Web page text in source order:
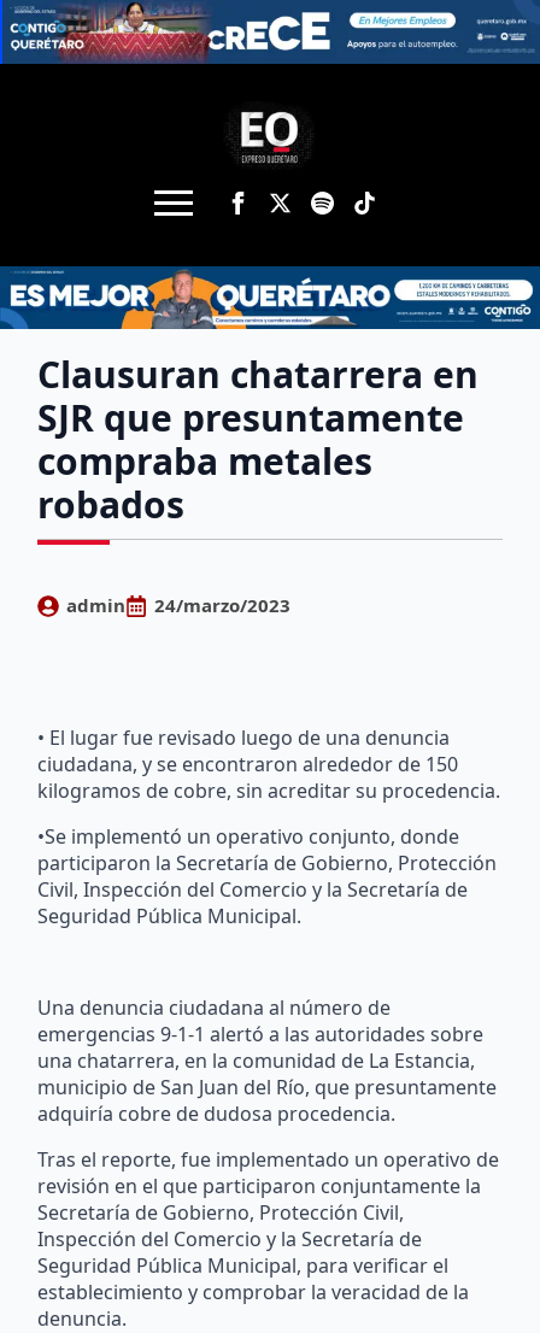
Clausuran chatarrera en
SJR que presuntamente
compraba metales
robados
admin 24/marzo/2023
• El lugar fue revisado luego de una denuncia
ciudadana, y se encontraron alrededor de 150
kilogramos de cobre, sin acreditar su procedencia.
•Se implementó un operativo conjunto, donde
participaron la Secretaría de Gobierno, Protección
Civil, Inspección del Comercio y la Secretaría de
Seguridad Pública Municipal.
Una denuncia ciudadana al número de
emergencias 9-1-1 alertó a las autoridades sobre
una chatarrera, en la comunidad de La Estancia,
municipio de San Juan del Río, que presuntamente
adquiría cobre de dudosa procedencia.
Tras el reporte, fue implementado un operativo de
revisión en el que participaron conjuntamente la
Secretaría de Gobierno, Protección Civil,
Inspección del Comercio y la Secretaría de
Seguridad Pública Municipal, para verificar el
establecimiento y comprobar la veracidad de la
denuncia.